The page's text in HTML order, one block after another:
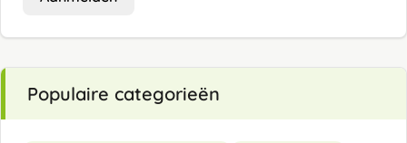
Populaire categorieën